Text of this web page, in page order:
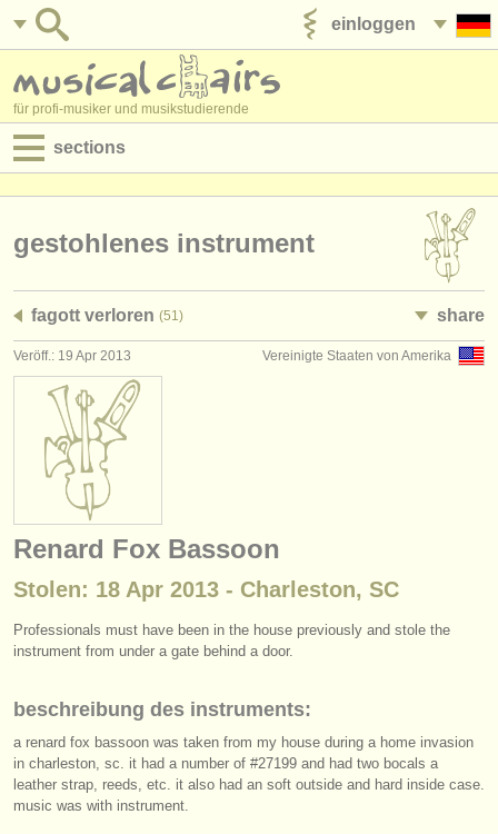
einloggen
für profi-musiker und musikstudierende
sections
jobs - verwaltung
degree courses
kurse
musikwettbewerbe
instrumentenverkauf
orchester
jugendorchester
musicalchairs:
gestohlenes instrument
fagott verloren (51) share
Vereinigte Staaten von Amerika
Veröff.: 19 Apr 2013
Renard Fox Bassoon
Stolen: 18 Apr 2013 - Charleston, SC
Professionals must have been in the house previously and stole the
instrument from under a gate behind a door.
beschreibung des instruments:
a renard fox bassoon was taken from my house during a home invasion
in charleston, sc. it had a number of #27199 and had two bocals a
leather strap, reeds, etc. it also had an soft outside and hard inside case.
music was with instrument.